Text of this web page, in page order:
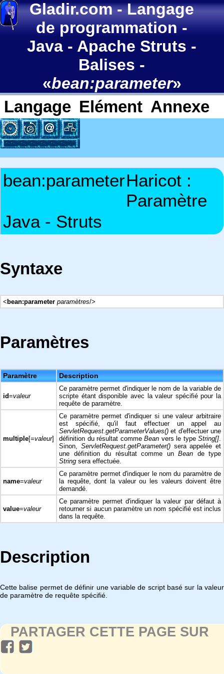
Gladir.com-Langage
de programmation-
Java - Apache Struts -
Balises -
«bean:parameter»
Langage Elément Annexe
bean:parameterHaricot :
Paramètre
Java - Struts
Syntaxe
< bean:parameter paramètres/>
Paramètres
Paramètre Description
id=valeur
Ce paramètre permet d'indiquer le nom de la variable de
scripte étant disponible avec la valeur spécifié pour la
requête de paramètre.
multiple[=valeur]
Ce paramètre permet d'indiquer si une valeur arbitraire
est spécifié, qu'il faut effectuer un appel au
ServletRequest.getParameterValues() et d'effectuer une
définition du résultat comme Bean vers le type String[].
Sinon, ServletRequest.getParameter()sera appelée et
une définition du résultat comme un Bean de type
String sera effectuée.
name=valeur
Ce paramètre permet d'indiquer le nom du paramètre de
la requête, dont la valeur ou les valeurs doivent être
demandé.
value=valeur
Ce paramètre permet d'indiquer la valeur par défaut à
retourner si aucun paramètre un nom spécifié est inclus
dans la requête.
Description
Cette balise permet de définir une variable de script basé sur la valeur
de paramètre de requête spécifié.
PARTAGER CETTE PAGE SUR